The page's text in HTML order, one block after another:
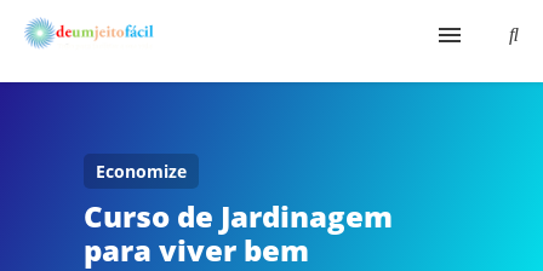
Aqui É Fácil
Shopping Virtual
Economize
Curso de Jardinagem
para viver bem